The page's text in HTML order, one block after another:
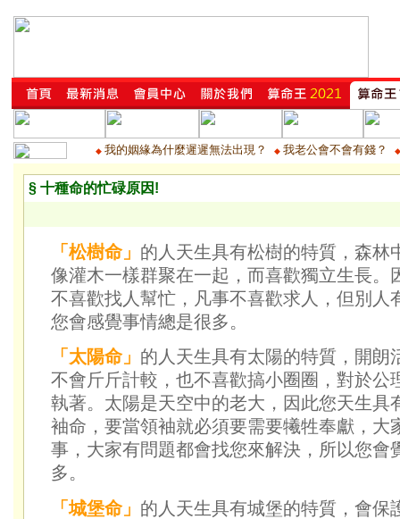
◆ 我的姻緣為什麼遲遲無法出現？ ◆ 我老公會不會有錢？
§ 十種命的忙碌原因!
「松樹命」 的人天生具有松樹的特質，森林
像灌木一樣群聚在一起，而喜歡獨立生長。
不喜歡找人幫忙，凡事不喜歡求人，但別人
您會感覺事情總是很多。
「太陽命」 的人天生具有太陽的特質，開朗
不會斤斤計較，也不喜歡搞小圈圈，對於公
執著。太陽是天空中的老大，因此您天生具
袖命，要當領袖就必須要需要犧牲奉獻，大
事，大家有問題都會找您來解決，所以您會
多。
「城堡命」 的人天生具有城堡的特質，會保